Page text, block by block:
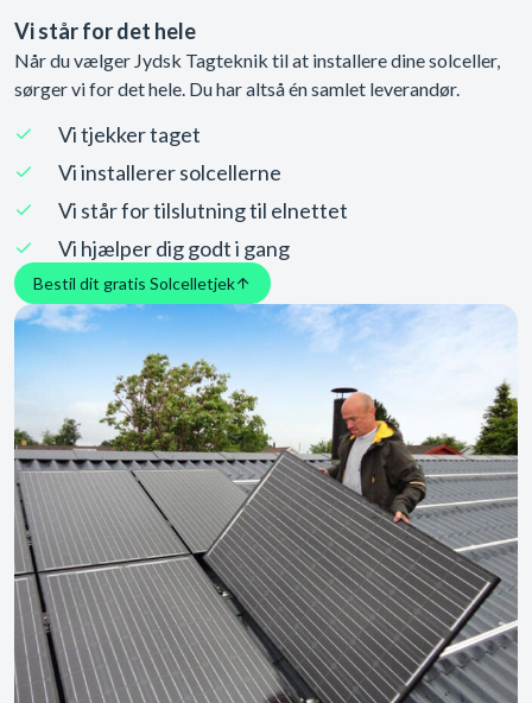
Vi står for det hele
Når du vælger Jydsk Tagteknik til at installere dine solceller,
sørger vi for det hele. Du har altså én samlet leverandør.
Vi tjekker taget
Vi installerer solcellerne
Vi står for tilslutning til elnettet
Vi hjælper dig godt i gang
Bestil dit gratis Solcelletjek